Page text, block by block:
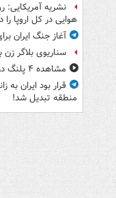
نشریه آمریکایی:
هوایی در کل اروپا را
آغاز جنگ ایران
سناریوی بلاگر
مشاهده ۴ پلنگ در ارتفاعات میناب
قرار بود ایران به
منطقه تبدیل شد!